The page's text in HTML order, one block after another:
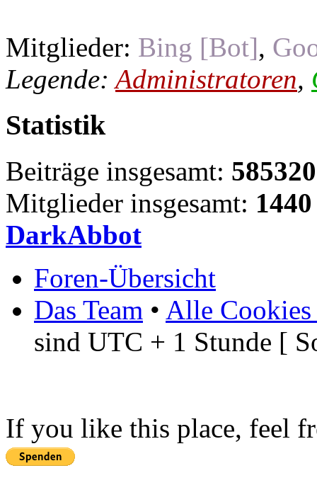
Mitglieder: Bing [Bot],
Legende:Administratoren,
Statistik
Beiträge insgesamt: 585320
Mitglieder insgesamt: 1440
DarkAbbot
Foren-Übersicht
Das Team • Alle Cookies
sind UTC + 1 Stunde [
If you like this place, feel